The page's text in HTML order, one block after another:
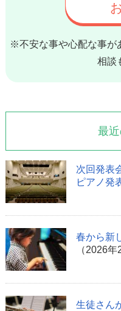
※不安な事や心配な事が
相談
最
次回発表
ピアノ発
春から新
（2026年
生徒さん